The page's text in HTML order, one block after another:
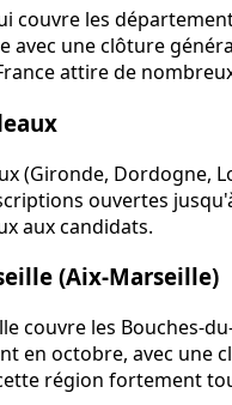
couvre les
avec une clôture
attire de
(Gironde, Dordogne,
ouvertes
aux candidats.
(Aix-Marseille)
couvre les Bouches-
en octobre, avec une
région fortement